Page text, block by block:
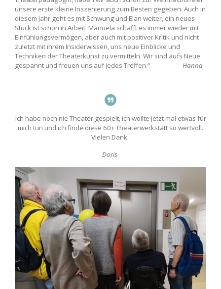
unsere erste kleine Inszenierung zum Besten gegeben. Auch in
diesem Jahr geht es mit Schwung und Elan weiter, ein neues
Stück ist schon in Arbeit. Manuela schafft es immer wieder mit
Einfühlungsvermögen, aber auch mit positiver Kritik und nicht
zuletzt mit ihrem Insiderwissen, uns neue Einblicke und
Techniken der Theaterkunst zu vermitteln. Wir sind aufs Neue
gespannt und freuen uns auf jedes Treffen.“ Hanna
Ich habe noch nie Theater gespielt, ich wollte jetzt mal etwas für
mich tun und ich finde diese 60+ Theaterwerkstatt so wertvoll.
Vielen Dank.
Doris